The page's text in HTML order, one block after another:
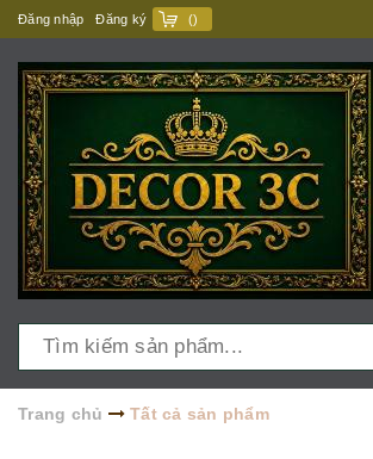
Đăng nhập Đăng ký ()
Trang chủ Tất cả sản phẩm